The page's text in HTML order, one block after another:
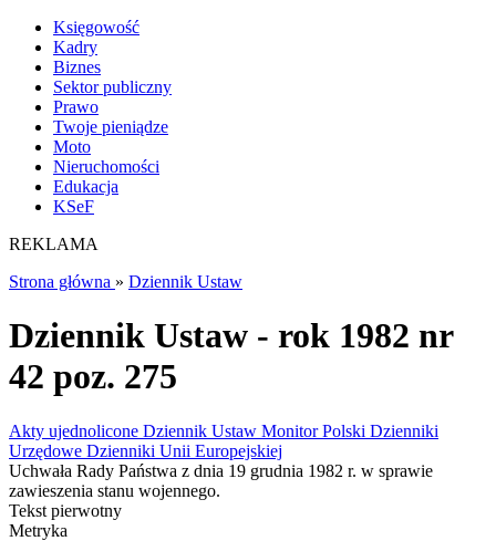
Księgowość
Kadry
Biznes
Sektor publiczny
Prawo
Twoje pieniądze
Moto
Nieruchomości
Edukacja
KSeF
REKLAMA
Strona główna » Dziennik Ustaw
Dziennik Ustaw - rok 1982 nr
42 poz. 275
Akty ujednolicone Dziennik Ustaw Monitor Polski Dzienniki
Urzędowe Dzienniki Unii Europejskiej
Uchwała Rady Państwa z dnia 19 grudnia 1982 r. w sprawie
zawieszenia stanu wojennego.
Tekst pierwotny
Metryka